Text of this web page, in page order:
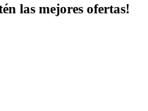
las mejores ofertas!